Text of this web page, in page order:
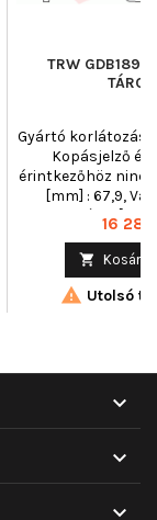
TRW GDB1892
Gyártó korlátozás :
Kopásjelző
érintkezőhöz
[mm] : 67,9,
Vastagság 2
E9
Ár
16
 Kosárba
 Utolsó


